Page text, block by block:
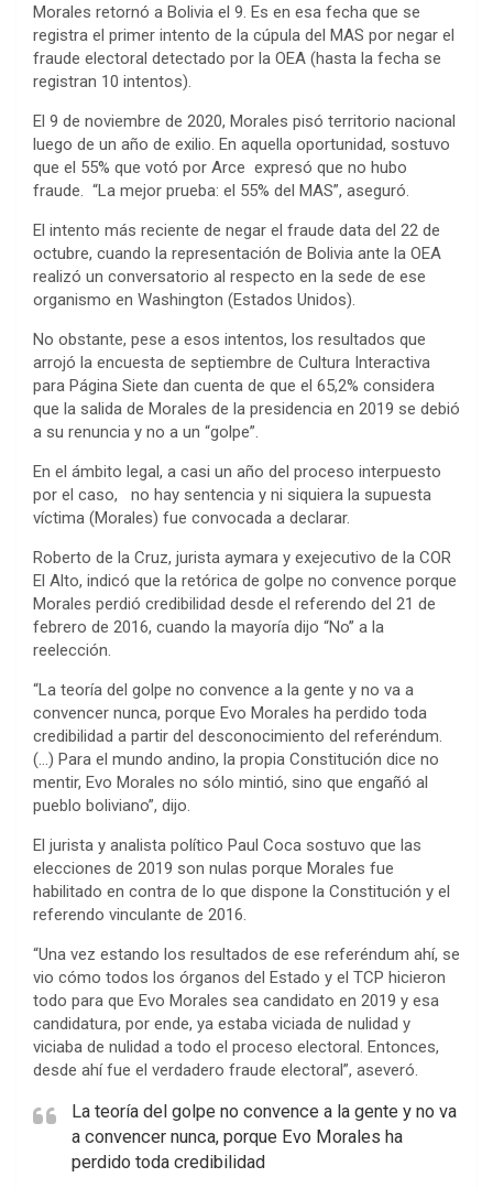
Morales retornó a Bolivia el 9. Es en esa fecha que se
registra el primer intento de la cúpula del MAS por negar el
fraude electoral detectado por la OEA (hasta la fecha se
registran 10 intentos).
El 9 de noviembre de 2020, Morales pisó territorio nacional
luego de un año de exilio. En aquella oportunidad, sostuvo
que el 55% que votó por Arce expresó que no hubo
fraude. “La mejor prueba: el 55% del MAS”, aseguró.
El intento más reciente de negar el fraude data del 22 de
octubre, cuando la representación de Bolivia ante la OEA
realizó un conversatorio al respecto en la sede de ese
organismo en Washington (Estados Unidos).
No obstante, pese a esos intentos, los resultados que
arrojó la encuesta de septiembre de Cultura Interactiva
para Página Siete dan cuenta de que el 65,2% considera
que la salida de Morales de la presidencia en 2019 se debió
a su renuncia y no a un “golpe”.
En el ámbito legal, a casi un año del proceso interpuesto
por el caso, no hay sentencia y ni siquiera la supuesta
víctima (Morales) fue convocada a declarar.
Roberto de la Cruz, jurista aymara y exejecutivo de la COR
El Alto, indicó que la retórica de golpe no convence porque
Morales perdió credibilidad desde el referendo del 21 de
febrero de 2016, cuando la mayoría dijo “No” a la
reelección.
“La teoría del golpe no convence a la gente y no va a
convencer nunca, porque Evo Morales ha perdido toda
credibilidad a partir del desconocimiento del referéndum.
(…) Para el mundo andino, la propia Constitución dice no
mentir, Evo Morales no sólo mintió, sino que engañó al
pueblo boliviano”, dijo.
El jurista y analista político Paul Coca sostuvo que las
elecciones de 2019 son nulas porque Morales fue
habilitado en contra de lo que dispone la Constitución y el
referendo vinculante de 2016.
“Una vez estando los resultados de ese referéndum ahí, se
vio cómo todos los órganos del Estado y el TCP hicieron
todo para que Evo Morales sea candidato en 2019 y esa
candidatura, por ende, ya estaba viciada de nulidad y
viciaba de nulidad a todo el proceso electoral. Entonces,
desde ahí fue el verdadero fraude electoral”, aseveró.
La teoría del golpe no convence a la gente y no va
a convencer nunca, porque Evo Morales ha
perdido toda credibilidad